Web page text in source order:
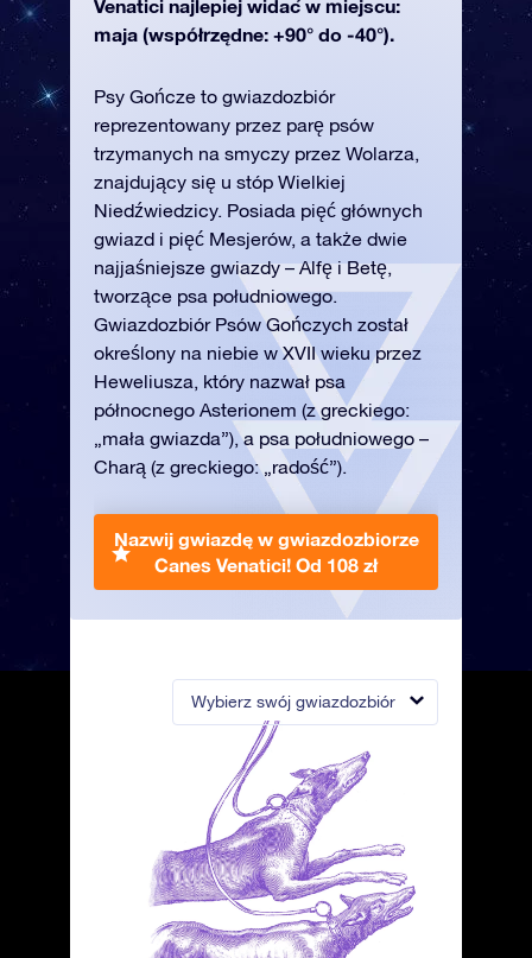
Wybierz swój gwiazdozbiór
Venatici najlepiej widać w miejscu:
maja (współrzędne: +90° do -40°).
Psy Gończe to gwiazdozbiór
reprezentowany przez parę psów
trzymanych na smyczy przez Wolarza,
znajdujący się u stóp Wielkiej
Niedźwiedzicy. Posiada pięć głównych
gwiazd i pięć Mesjerów, a także dwie
najjaśniejsze gwiazdy – Alfę i Betę,
tworzące psa południowego.
Gwiazdozbiór Psów Gończych został
określony na niebie w XVII wieku przez
Heweliusza, który nazwał psa
północnego Asterionem (z greckiego:
„mała gwiazda”), a psa południowego –
Charą (z greckiego: „radość”).
Nazwij gwiazdę w gwiazdozbiorze
Canes Venatici! Od 108 zł